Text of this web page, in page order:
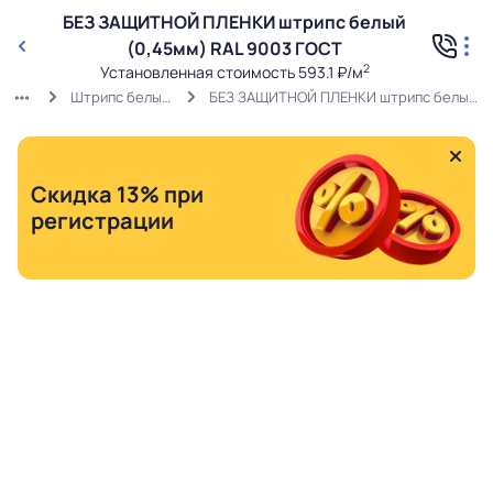
БЕЗ ЗАЩИТНОЙ ПЛЕНКИ штрипс белый
(0,45мм) RAL 9003 ГОСТ
Установленная стоимость 593.1 ₽/м2
Штрипс белый RAL 9003 БЕЗ ЗАЩИТНОЙ ПЛЕНКИ штрипс белый (0,45мм) RAL 9003 ГОСТ
Скидка 13% при
регистрации